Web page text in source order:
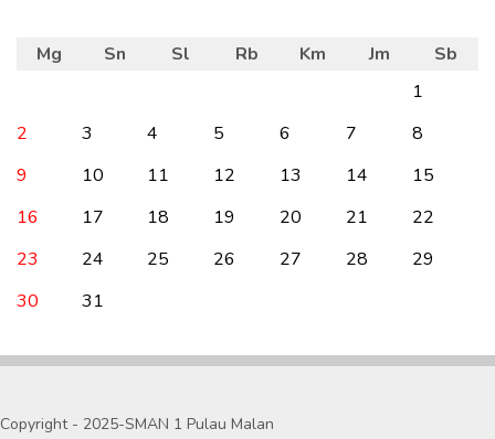
Mg Sn Sl Rb Km Jm
Sb
1
2
3 4 5 6 7
8
9
10 11 12 13 14
15
16
17 18 19 20 21
22
23
24 25 26 27 28
29
30
31
Copyright - 2025-SMAN 1 Pulau Malan